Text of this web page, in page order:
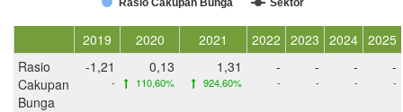
2019 2020 2021 2022 2023 2024 2025
Rasio
Cakupan
Bunga
-1,21
-
0,13
110,60%
1,31
924,60%
-
-
-
-
-
-
-
-